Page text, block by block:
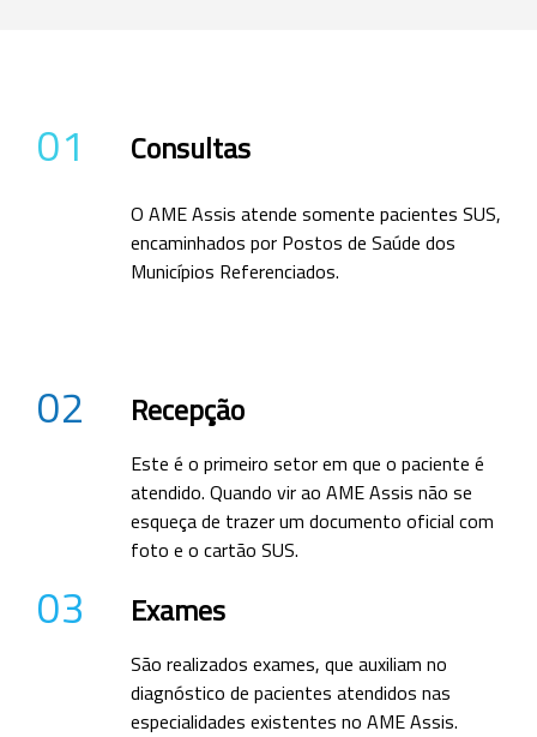
01 Consultas
O AME Assis atende somente pacientes SUS,
encaminhados por Postos de Saúde dos
Municípios Referenciados.
02 Recepção
Este é o primeiro setor em que o paciente é
atendido. Quando vir ao AME Assis não se
esqueça de trazer um documento oficial com
foto e o cartão SUS.
03 Exames
São realizados exames, que auxiliam no
diagnóstico de pacientes atendidos nas
especialidades existentes no AME Assis.